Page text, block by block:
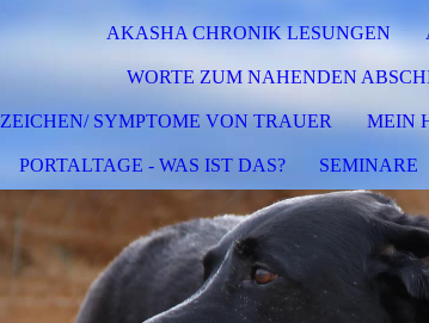
AKASHA CHRONIK LESUNGEN
WORTE ZUM NAHENDEN
ZEICHEN/ SYMPTOME VON TRAUER MEIN
PORTALTAGE - WAS IST DAS? SEMINARE